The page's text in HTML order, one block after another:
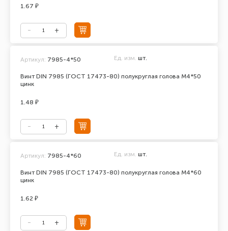
1.67 ₽
Винт DIN 7985 (ГОСТ 17473-80) полукруглая голова М4*50
цинк
Артикул: 7985-4*50 Ед. изм. шт.
1.48 ₽
Винт DIN 7985 (ГОСТ 17473-80) полукруглая голова М4*60
цинк
Артикул: 7985-4*60 Ед. изм. шт.
1.62 ₽